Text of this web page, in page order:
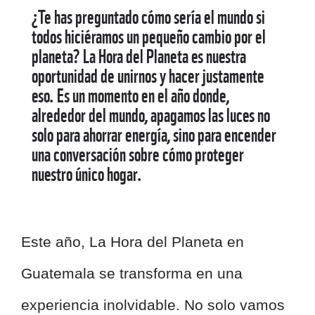
¿Te has preguntado cómo sería el mundo si
todos hiciéramos un pequeño cambio por el
planeta? La Hora del Planeta es nuestra
oportunidad de unirnos y hacer justamente
eso. Es un momento en el año donde,
alrededor del mundo, apagamos las luces no
solo para ahorrar energía, sino para encender
una conversación sobre cómo proteger
nuestro único hogar.
Este año, La Hora del Planeta en
Guatemala se transforma en una
experiencia inolvidable. No solo vamos